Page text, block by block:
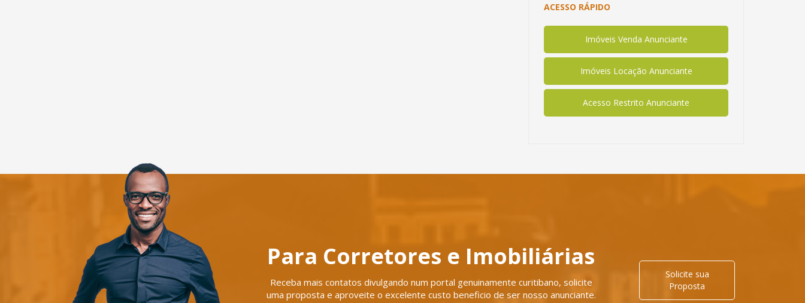
ACESSO RÁPIDO
Imóveis Venda Anunciante
Imóveis Locação Anunciante
Acesso Restrito Anunciante
Para Corretores e Imobiliárias
Receba mais contatos divulgando num portal genuinamente curitibano, solicite
uma proposta e aproveite o excelente custo beneficio de ser nosso anunciante.
Solicite sua
Proposta